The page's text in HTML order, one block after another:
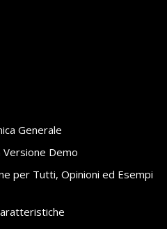
Generale
Versione Demo
per Tutti, Opinioni ed Esempi